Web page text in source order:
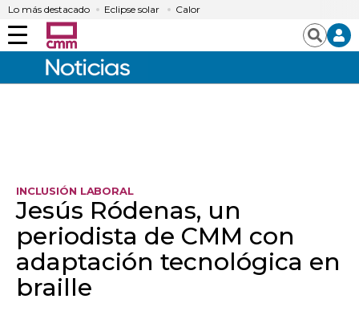
Lo más destacado Eclipse solar Calor
Menú Buscar
INCLUSIÓN LABORAL
Jesús Ródenas, un
periodista de CMM con
adaptación tecnológica en
braille